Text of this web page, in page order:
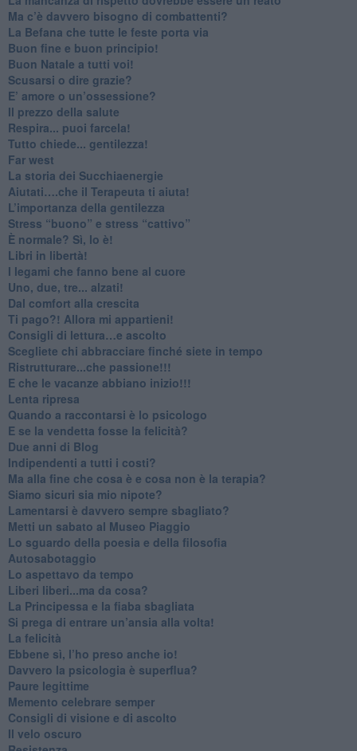
​Ma c’è davvero bisogno di combattenti?
​La Befana che tutte le feste porta via
Buon fine e buon principio!
​Buon Natale a tutti voi!
​Scusarsi o dire grazie?
​E’ amore o un’ossessione?
​Il prezzo della salute
​Respira... puoi farcela!
​Tutto chiede... gentilezza!
​Far west
​La storia dei Succhiaenergie
​Aiutati….che il Terapeuta ti aiuta!
​L’importanza della gentilezza
​Stress “buono” e stress “cattivo”
​È normale? Sì, lo è!
​Libri in libertà!
​I legami che fanno bene al cuore
Uno, due, tre... alzati!​
​Dal comfort alla crescita
​Ti pago?! Allora mi appartieni!​
​Consigli di lettura…e ascolto
​Scegliete chi abbracciare finché siete in tempo
​Ristrutturare...che passione!!!
​E che le vacanze abbiano inizio!!!
​Lenta ripresa
​Quando a raccontarsi è lo psicologo
​E se la vendetta fosse la felicità?
​Due anni di Blog
​Indipendenti a tutti i costi?
​Ma alla fine che cosa è e cosa non è la terapia?
​Siamo sicuri sia mio nipote?
​Lamentarsi è davvero sempre sbagliato?
​Metti un sabato al Museo Piaggio
​Lo sguardo della poesia e della filosofia
Autosabotaggio
​Lo aspettavo da tempo
​Liberi liberi...ma da cosa?
​La Principessa e la fiaba sbagliata
Si prega di entrare un’ansia alla volta!
​La felicità
​Ebbene sì, l’ho preso anche io!
​Davvero la psicologia è superflua?
Paure legittime
​Memento celebrare semper
​Consigli di visione e di ascolto
​Il velo oscuro